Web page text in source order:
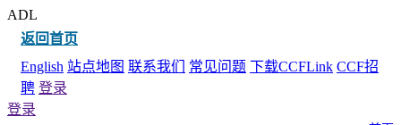
ADL
返回首页
English 站点地图 联系我们 常见问题 下载CCFLink CCF招
聘 登录
登录